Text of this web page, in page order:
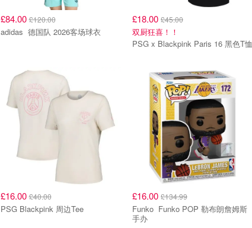
£84.00£120.00
adidas 德国队 2026客场球衣
£18.00 £45.00
双厨狂喜！！
PSG x Blackpink Paris 16 黑色T恤
£16.00£40.00
PSG Blackpink 周边Tee
£16.00 £134.99
Funko Funko POP 勒布朗詹姆斯
手办